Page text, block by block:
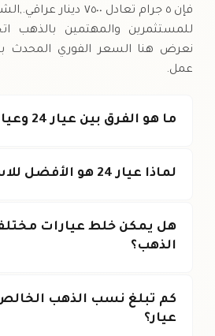
فإن ٥ جرام تعادل ٧٥٠٠
للمستثمرين والمهتمين بالذهب
نعرض هنا السعر الفوري المحدث
عمل.
ما هو الفرق بين عيار 24 وعيار 21؟
لماذا عيار 24 هو الأفضل للاستثمار؟
هل يمكن خلط عيارات
الذهب؟
كم تبلغ نسب الذهب
عيار؟